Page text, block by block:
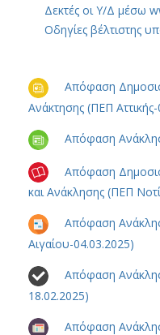
Δεκτές οι Υ/Δ μέσω
Οδηγίες βέλτιστης
Απόφαση
Ανάκτησης (ΠΕΠ
Απόφαση
Απόφαση
και Ανάκλησης (ΠΕΠ
Απόφαση
Αιγαίου-04.03.2025)
Απόφαση
18.02.2025)
Απόφαση